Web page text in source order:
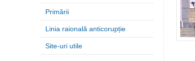
Primării
Linia raională anticorupție
Site-uri utile